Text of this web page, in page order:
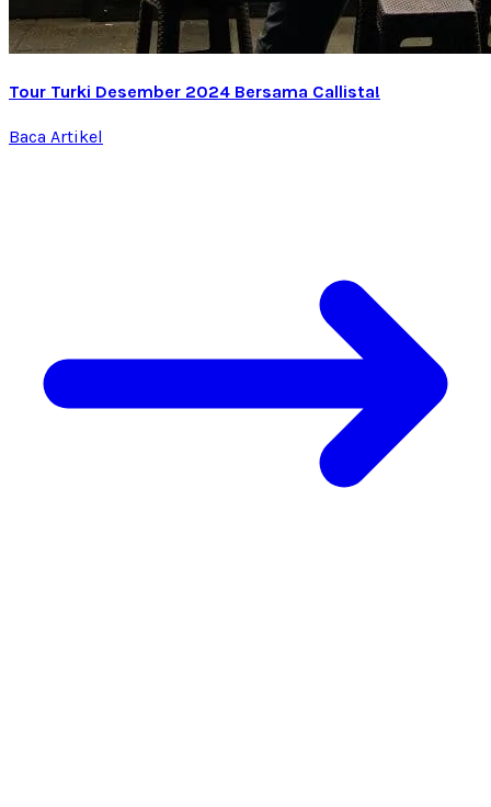
Tour Turki Desember 2024 Bersama Callista!
Baca Artikel